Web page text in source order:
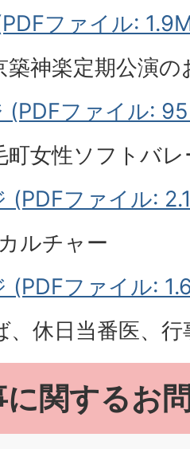
ファイル:
築神楽定期公演の
(PDFファイル:
町女性ソフトバ
(PDFファイル:
ルチャー
(PDFファイル:
、休日当番医、行
に関するお